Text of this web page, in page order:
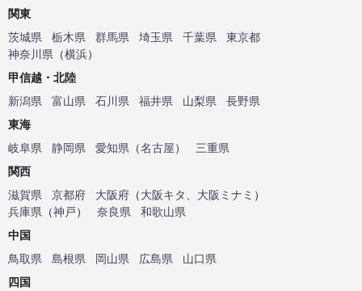
関東
茨城県
栃木県 群馬県 埼玉県 千葉県
東京都
神奈川県 （横浜）
甲信越・北陸
新潟県
富山県 石川県 福井県 山梨県
長野県
東海
岐阜県
静岡県 愛知県 （名古屋）
三重県
関西
滋賀県
京都府 大阪府 （大阪キタ 大阪ミナミ ）
兵庫県 （神戸） 奈良県
和歌山県
中国
鳥取県
島根県 岡山県 広島県
山口県
四国